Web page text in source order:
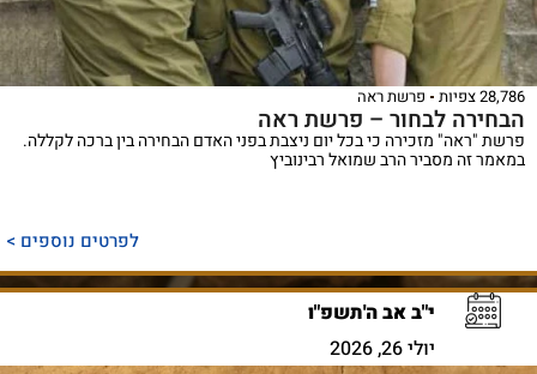
28,786 צפיות פרשת ראה
הבחירה לבחור – פרשת ראה
פרשת "ראה" מזכירה כי בכל יום ניצבת בפני האדם הבחירה בין ברכה לקללה.
במאמר זה מסביר הרב שמואל רבינוביץ
לפרטים נוספים >
י"ב אב ה'תשפ"ו
יולי 26, 2026